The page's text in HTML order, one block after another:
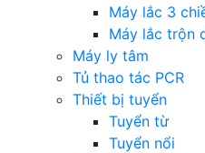
Máy lắc 3
Máy lắc trộn
Máy ly tâm
Tủ thao tác PCR
Thiết bị tuyển
Tuyển từ
Tuyển nổi